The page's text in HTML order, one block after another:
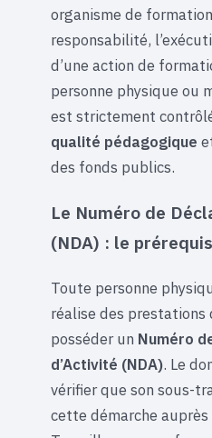
organisme de
responsabilité,
d’une action de
personne physique ou
est strictement
qualité pédagogique
des fonds publics.
Le Numéro de
(NDA) : le
Toute personne
réalise des
posséder un Numéro
d’Activité (NDA). Le
vérifier que son sous-
cette démarche auprès